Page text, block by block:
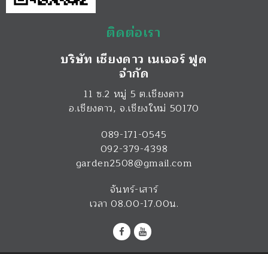
ติดต่อเรา
บริษัท เชียงดาว เนเจอร์ ฟูด
จำกัด
11 ซ.2 หมู่ 5 ต.เชียงดาว
อ.เชียงดาว, จ.เชียงใหม่ 50170
089-171-0545
092-379-4398
garden2508@gmail.com
จันทร์-เสาร์
เวลา 08.00-17.00น.